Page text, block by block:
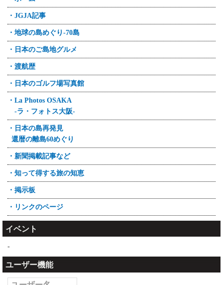
・JGJA記事
・地球の島めぐり-70島
・日本のご島地グルメ
・渡航歴
・日本のゴルフ場写真館
・La Photos OSAKA
-ラ・フォトス大阪-
・日本の島再発見
還暦の離島60めぐり
・新聞掲載記事など
・知って得する旅の知恵
・掲示板
・リンクのページ
イベント
-
ユーザー機能